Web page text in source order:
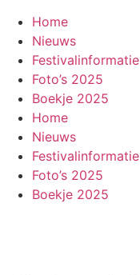
Home
Nieuws
Festivalinformatie
Foto’s 2025
Boekje 2025
Home
Nieuws
Festivalinformatie
Foto’s 2025
Boekje 2025